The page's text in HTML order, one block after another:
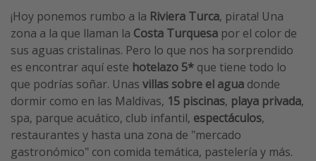
Hoteles más hot de España
Guía de equipaje de mano
Parques de atracciones
Viaja con musicales
El Rey León el musical
Harry Potter en Londres y otros destinos
Eventos deportivos
¡Hoy ponemos rumbo a la Riviera Turca, pirata! Una
zona a la que llaman la Costa Turquesa por el color de
sus aguas cristalinas. Pero lo que nos ha sorprendido
es encontrar aquí este hotelazo 5* que tiene todo lo
que podrías soñar. Unas villas sobre el agua donde
dormir como en las Maldivas, 15 piscinas, playa privada,
spa, parque acuático, club infantil, espectáculos,
restaurantes y hasta una zona de "mercado
gastronómico" con comida temática, pastelería y más.